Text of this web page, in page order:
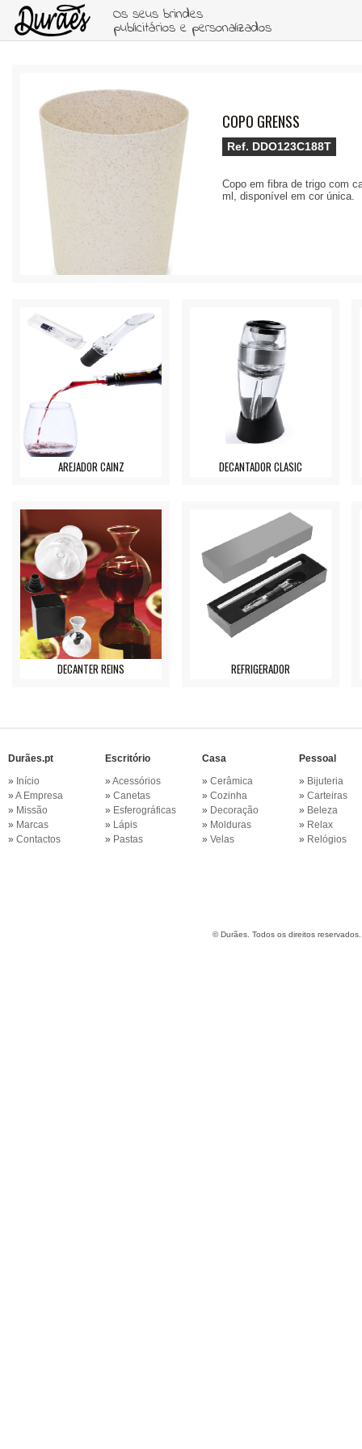
Os seus brindes
publicitários e personalizados
COPO GRENSS
Copo em fibra de trigo com
ml, disponível em cor única.
Ref. DDO123C188T
AREJADOR CAINZ DECANTADOR CLASIC
DECANTER REINS REFRIGERADOR
Durães.pt
» Início
» A Empresa
» Missão
» Marcas
» Contactos
Escritório
» Acessórios
» Canetas
» Esferográficas
» Lápis
» Pastas
Casa
» Cerâmica
» Cozinha
» Decoração
» Molduras
» Velas
Pessoal
» Bijuteria
» Carteiras
» Beleza
» Relax
» Relógios
©Durães. Todos os direitos